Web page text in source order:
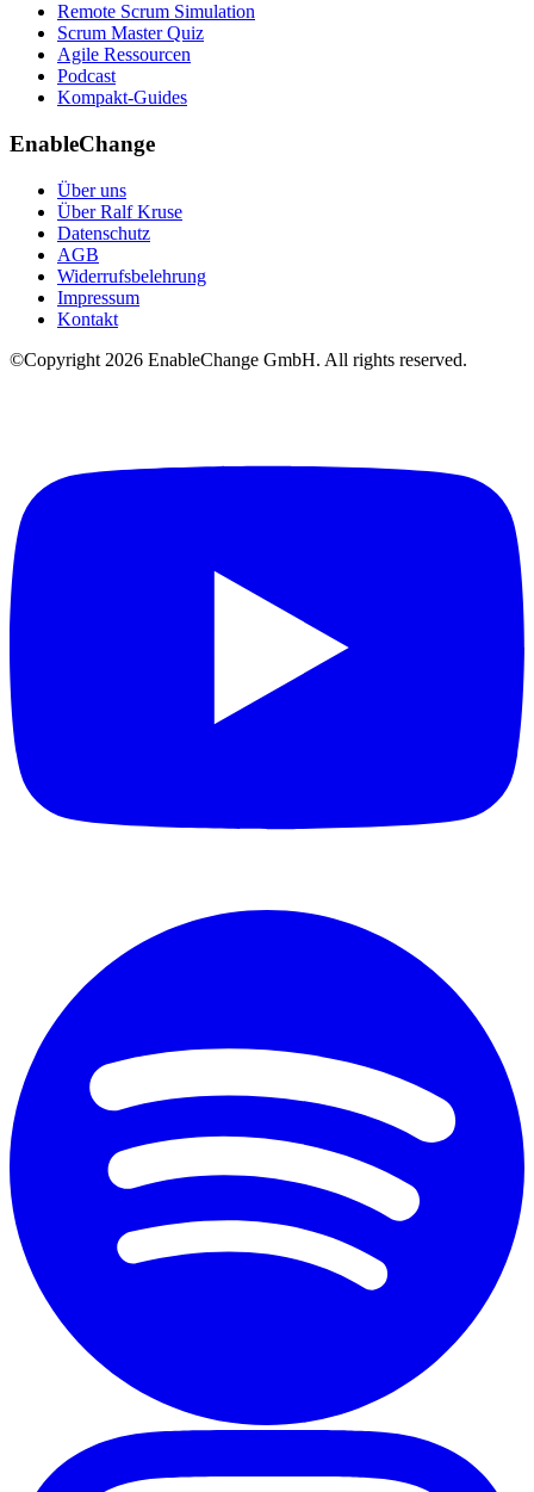
Remote Scrum Simulation
Scrum Master Quiz
Agile Ressourcen
Podcast
Kompakt-Guides
EnableChange
Über uns
Über Ralf Kruse
Datenschutz
AGB
Widerrufsbelehrung
Impressum
Kontakt
©Copyright 2026 EnableChange GmbH. All rights reserved.